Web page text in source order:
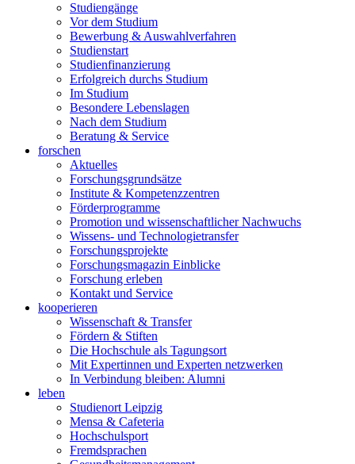
Studiengänge
Vor dem Studium
Bewerbung & Auswahlverfahren
Studienstart
Studienfinanzierung
Erfolgreich durchs Studium
Im Studium
Besondere Lebenslagen
Nach dem Studium
Beratung & Service
forschen
Aktuelles
Forschungsgrundsätze
Institute & Kompetenzzentren
Förderprogramme
Promotion und wissenschaftlicher Nachwuchs
Wissens- und Technologietransfer
Forschungsprojekte
Forschungsmagazin Einblicke
Forschung erleben
Kontakt und Service
kooperieren
Wissenschaft & Transfer
Fördern & Stiften
Die Hochschule als Tagungsort
Mit Expertinnen und Experten netzwerken
In Verbindung bleiben: Alumni
leben
Studienort Leipzig
Mensa & Cafeteria
Hochschulsport
Fremdsprachen